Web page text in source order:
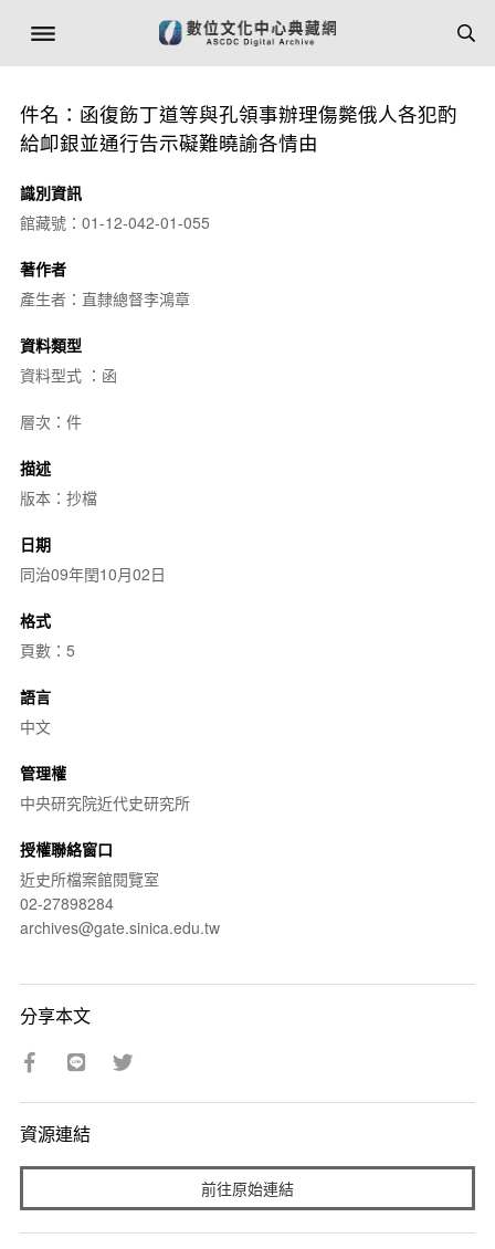
件名：函復飭丁道等與孔領事辦理傷斃俄人各犯酌
給卹銀並通行告示礙難曉諭各情由
識別資訊
館藏號：01-12-042-01-055
著作者
產生者：直隸總督李鴻章
資料類型
資料型式 ：函
層次：件
描述
版本：抄檔
日期
同治09年閏10月02日
格式
頁數：5
語言
中文
管理權
中央研究院近代史研究所
授權聯絡窗口
近史所檔案館閱覽室
02-27898284
archives@gate.sinica.edu.tw
分享本文
資源連結
前往原始連結